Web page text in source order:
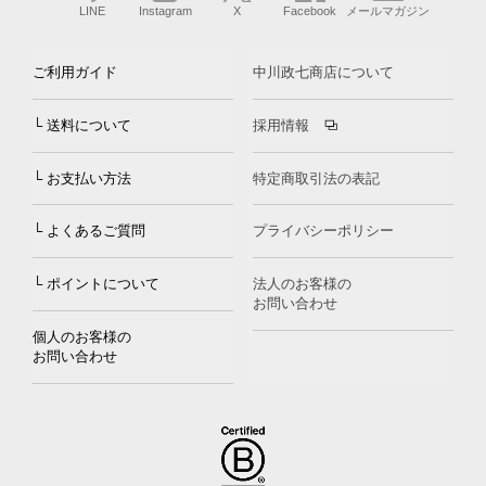
LINE Instagram X Facebook メールマガジン
ご利用ガイド
└ 送料について
└ お支払い方法
└ よくあるご質問
└ ポイントについて
個人のお客様の
お問い合わせ
中川政七商店について
採用情報
特定商取引法の表記
プライバシーポリシー
法人のお客様の
お問い合わせ